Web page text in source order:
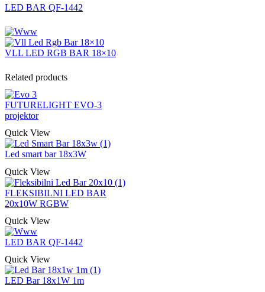
LED BAR QF-1442
VLL LED RGB BAR 18×10
Related products
FUTURELIGHT EVO-3
projektor
Quick View
Led smart bar 18x3W
Quick View
FLEKSIBILNI LED BAR
20x10W RGBW
Quick View
LED BAR QF-1442
Quick View
LED Bar 18x1W 1m